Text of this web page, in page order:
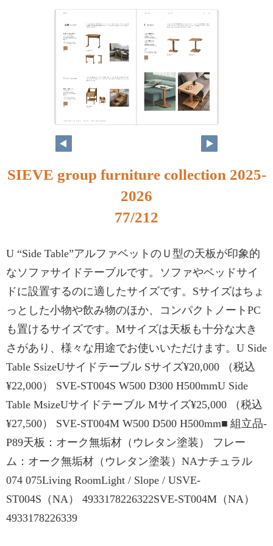
SIEVE group furniture collection 2025-
2026
77/212
U “Side Table”アルファベットのＵ型の天板が印象的
なソファサイドテーブルです。ソファやベッドサイ
ドに設置するのに適したサイズです。Sサイズはちょ
っとした小物や飲み物のほか、コンパクトノートPC
も置けるサイズです。Mサイズは天板も十分な大き
さがあり、様々な用途でお使いいただけます。U Side
Table SsizeUサイドテーブル Sサイズ¥20,000 （税込
¥22,000） SVE-ST004S W500 D300 H500mmU Side
Table MsizeUサイドテーブル Mサイズ¥25,000 （税込
¥27,500） SVE-ST004M W500 D500 H500mm■ 組立品-
P89天板：オーク無垢材（ウレタン塗装） フレー
ム：オーク無垢材（ウレタン塗装）NAナチュラル
074 075Living RoomLight / Slope / USVE-
ST004S（NA） 4933178226322SVE-ST004M（NA）
4933178226339